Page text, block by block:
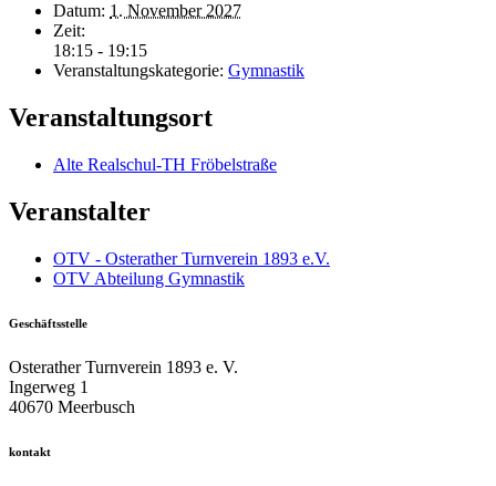
Datum: 1. November 2027
Zeit:
18:15 - 19:15
Veranstaltungskategorie: Gymnastik
Veranstaltungsort
Alte Realschul-TH Fröbelstraße
Veranstalter
OTV - Osterather Turnverein 1893 e.V.
OTV Abteilung Gymnastik
Geschäftsstelle
Osterather Turnverein 1893 e. V.
Ingerweg 1
40670 Meerbusch
kontakt